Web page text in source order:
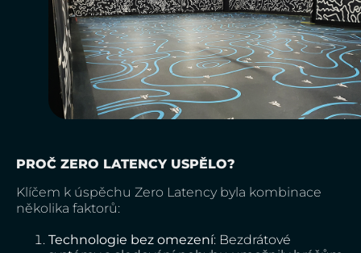
PROČ ZERO LATENCY USPĚLO?
Klíčem k úspěchu Zero Latency byla kombinace
několika faktorů:
Technologie bez omezení: Bezdrátové